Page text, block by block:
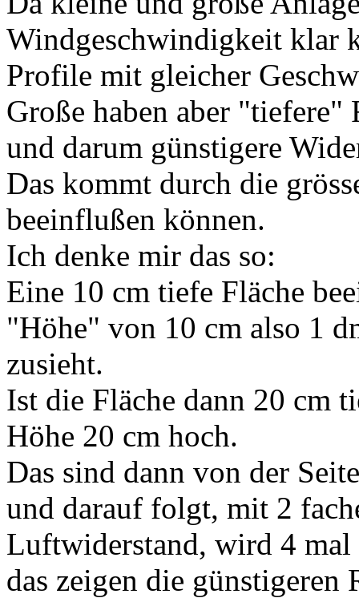
Windgeschwindigkeit klar
Profile mit gleicher
Große haben aber "tiefere"
und darum günstigere
Das kommt durch die
beeinflußen können.
Ich denke mir das so:
Eine 10 cm tiefe Fläche
"Höhe" von 10 cm also 1
zusieht.
Ist die Fläche dann 20 cm
Höhe 20 cm hoch.
Das sind dann von der
und darauf folgt, mit 2
Luftwiderstand, wird 4
das zeigen die günstigeren